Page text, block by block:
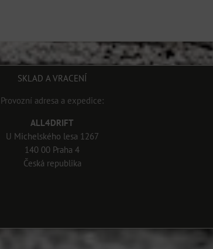
SKLAD A VRACENÍ
Provozní adresa a expedice:
ALL4DRIFT
U Michelského lesa 1267
140 00 Praha 4
Česká republika